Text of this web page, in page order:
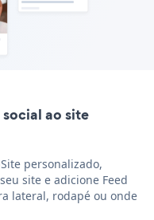
ao site
personalizado,
site e adicione Feed
lateral, rodapé ou onde